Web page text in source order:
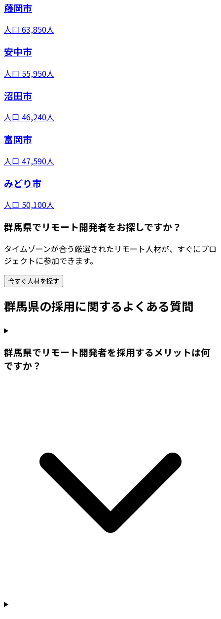
藤岡市
人口 63,850人
安中市
人口 55,950人
沼田市
人口 46,240人
富岡市
人口 47,590人
みどり市
人口 50,100人
群馬県でリモート開発者をお探しですか？
タイムゾーンが合う厳選されたリモート人材が、すぐにプロ
ジェクトに参加できます。
今すぐ人材を探す
群馬県の採用に関するよくある質問
群馬県でリモート開発者を採用するメリットは何
ですか？